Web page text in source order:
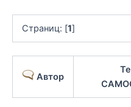
Страниц: [1]
Автор